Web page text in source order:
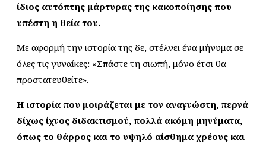
ίδιος αυτόπτης μάρτυρας της κακοποίησης που
υπέστη η θεία του.
Με αφορμή την ιστορία της δε, στέλνει ένα μήνυμα σε
όλες τις γυναίκες: «Σπάστε τη σιωπή, μόνο έτσι θα
προστατευθείτε».
H ιστορία που μοιράζεται με τον αναγνώστη, περνά-
δίχως ίχνος διδακτισμού, πολλά ακόμη μηνύματα,
όπως το θάρρος και το υψηλό αίσθημα χρέους και